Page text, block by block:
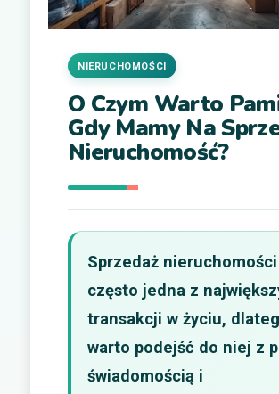
O Czym Warto
Gdy Mamy Na
Nieruchomość?
NIERUCHOMOŚCI
Sprzedaż
często jedna z
transakcji w życiu,
warto podejść do niej z
świadomością i